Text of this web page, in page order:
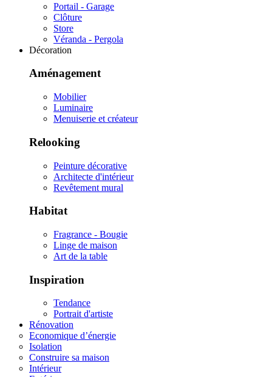
Portail - Garage
Clôture
Store
Véranda - Pergola
Décoration
Aménagement
Mobilier
Luminaire
Menuiserie et créateur
Relooking
Peinture décorative
Architecte d'intérieur
Revêtement mural
Habitat
Fragrance - Bougie
Linge de maison
Art de la table
Inspiration
Tendance
Portrait d'artiste
Rénovation
Economique d’énergie
Isolation
Construire sa maison
Intérieur